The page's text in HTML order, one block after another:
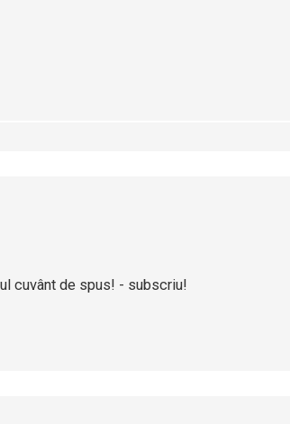
cuvânt de spus! - subscriu!